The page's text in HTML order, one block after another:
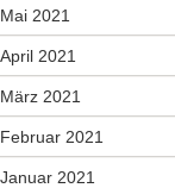
Mai 2021
April 2021
März 2021
Februar 2021
Januar 2021